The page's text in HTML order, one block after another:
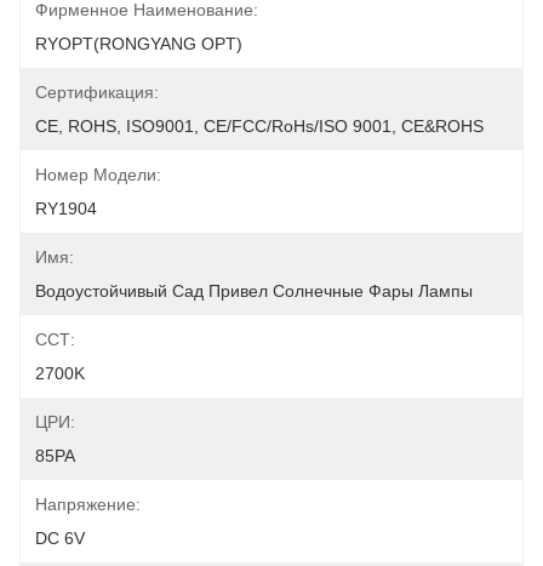
Фирменное Наименование:
RYOPT(RONGYANG OPT)
Сертификация:
CE, ROHS, ISO9001, CE/FCC/RoHs/ISO 9001, CE&ROHS
Номер Модели:
RY1904
Имя:
Водоустойчивый Сад Привел Солнечные Фары Лампы
ССТ:
2700K
ЦРИ:
85РА
Напряжение:
DC 6V